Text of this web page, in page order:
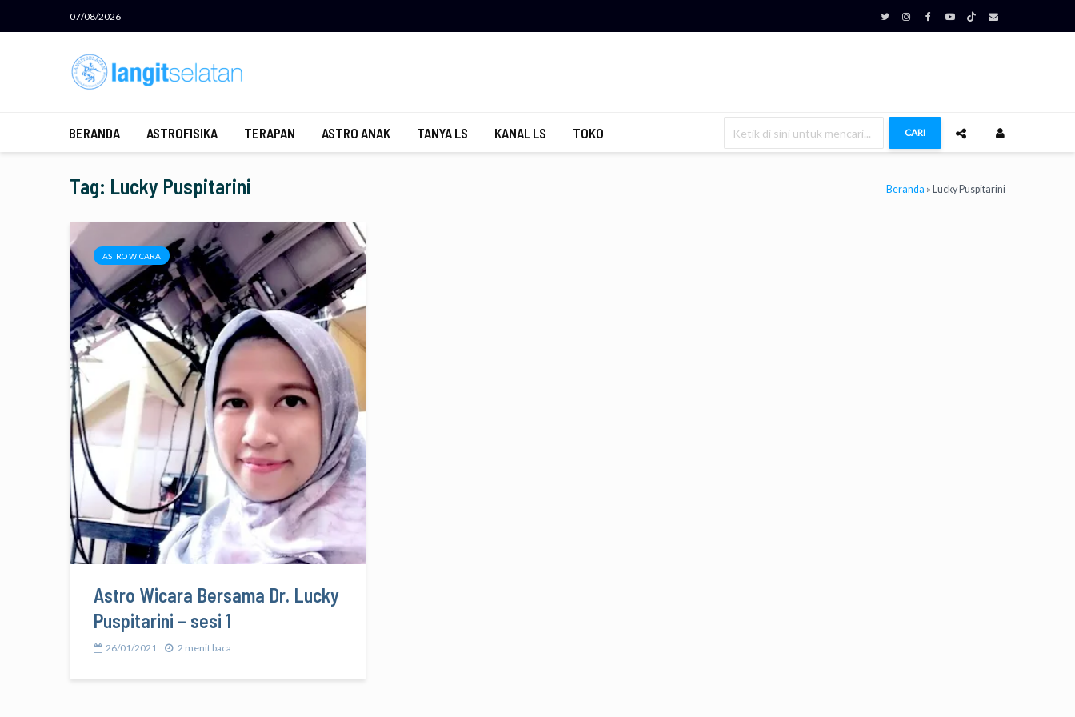
07/08/2026
BERANDA ASTROFISIKA TERAPAN ASTRO ANAK TANYA LS KANAL LS TOKO CARI
Tag: Lucky Puspitarini Beranda » Lucky Puspitarini
ASTRO WICARA
Astro Wicara Bersama Dr. Lucky
Puspitarini – sesi 1
26/01/2021 2 menit baca